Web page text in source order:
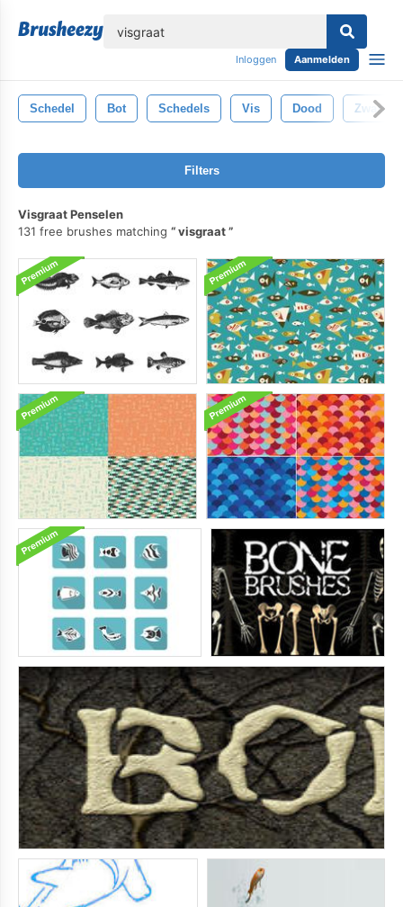
Inloggen Aanmelden
Schedel Bot Schedels Vis Dood Zwart
Filters
Visgraat Penselen
131 free brushes matching
visgraat